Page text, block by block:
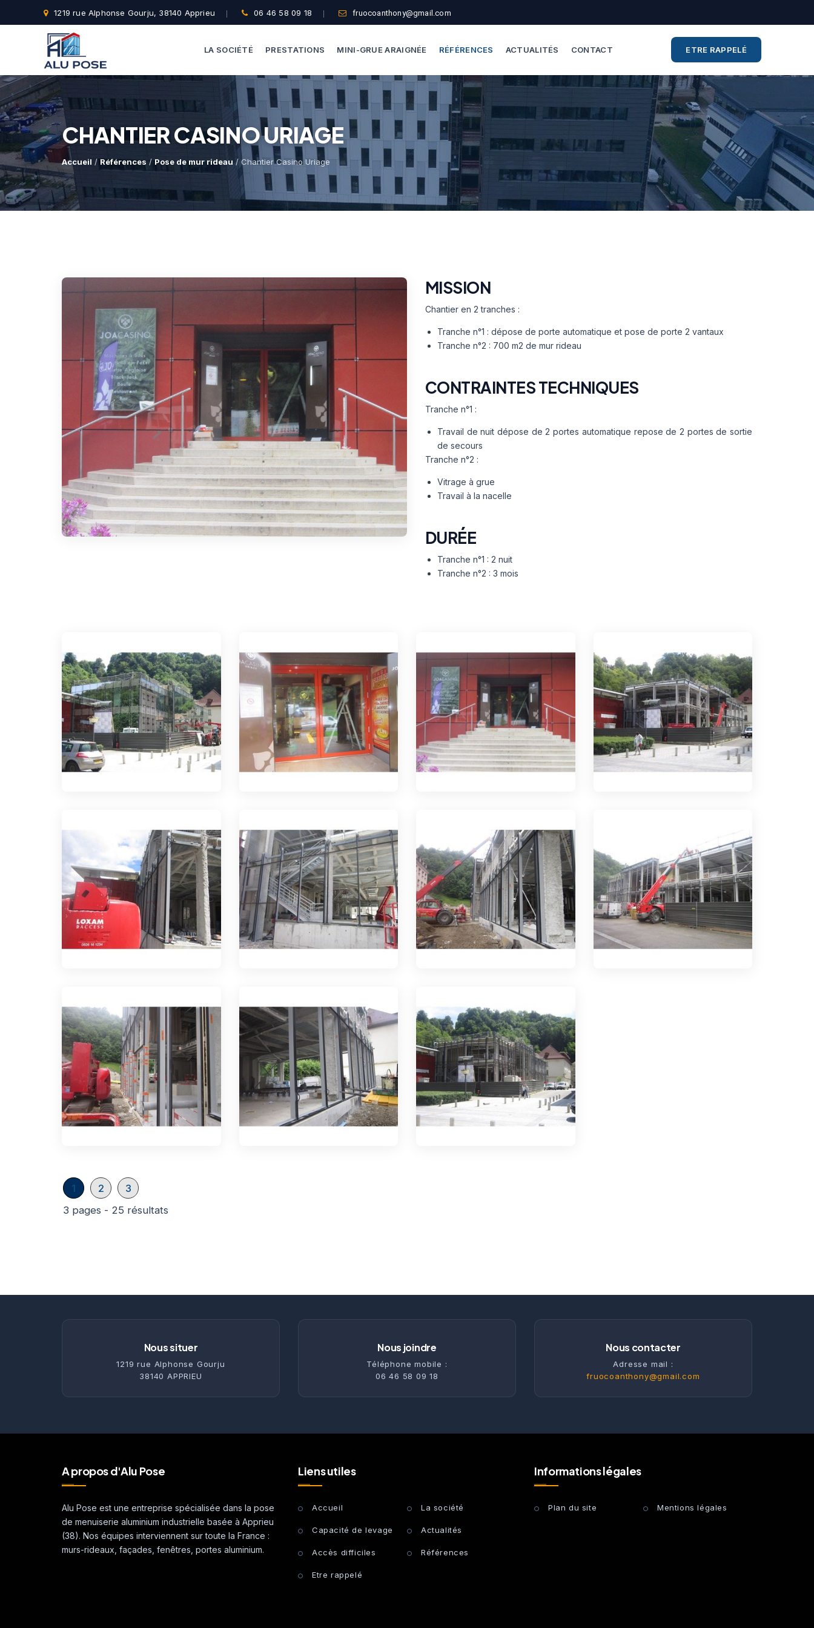
1219 rue Alphonse Gourju, 38140 Apprieu 06 46 58 09 18 fruocoanthony@gmail.com
LA SOCIÉTÉ PRESTATIONS
Dépannage Vitrages
Vitrine Magasin
Expertise Bris De Glace
Recherche De Fuite
MINI-GRUE ARAIGNÉE
Capacité De Levage
Nos Formules
RÉFÉRENCES ACTUALITÉS CONTACT ETRE RAPPELÉ
CHANTIER CASINO URIAGE
Accueil / Références /Pose de mur rideau / Chantier Casino Uriage
MISSION
Chantier en 2 tranches :
Tranche n°1 : dépose de porte automatique et pose de porte 2 vantaux
Tranche n°2 : 700 m2 de mur rideau
CONTRAINTES TECHNIQUES
Tranche n°1 :
Travail de nuit dépose de 2 portes automatique repose de 2 portes de sortie
de secours
Tranche n°2 :
Vitrage à grue
Travail à la nacelle
DURÉE
Tranche n°1 : 2 nuit
Tranche n°2 : 3 mois
1 2
3
3 pages - 25 résultats
Nous situer
1219 rue Alphonse Gourju
38140 APPRIEU
Nous joindre
Téléphone mobile :
06 46 58 09 18
Nous contacter
Adresse mail :
fruocoanthony@gmail.com
A propos d'Alu Pose
Alu Pose est une entreprise spécialisée dans la pose
de menuiserie aluminium industrielle basée à Apprieu
(38). Nos équipes interviennent sur toute la France :
murs-rideaux, façades, fenêtres, portes aluminium.
Liens utiles
Accueil La société
Capacité de levage Actualités
Accès difficiles Références
Etre rappelé
Informations légales
Plan du site Mentions légales